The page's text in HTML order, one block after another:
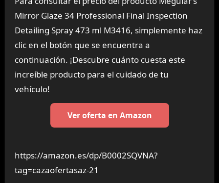
Mirror Glaze 34 Professional Final Inspection
Detailing Spray 473 ml M3416, simplemente haz
clic en el botón que se encuentra a
continuación. ¡Descubre cuánto cuesta este
increíble producto para el cuidado de tu
vehículo!
Ver oferta en Amazon
https://amazon.es/dp/B0002SQVNA?
tag=cazaofertasaz-21